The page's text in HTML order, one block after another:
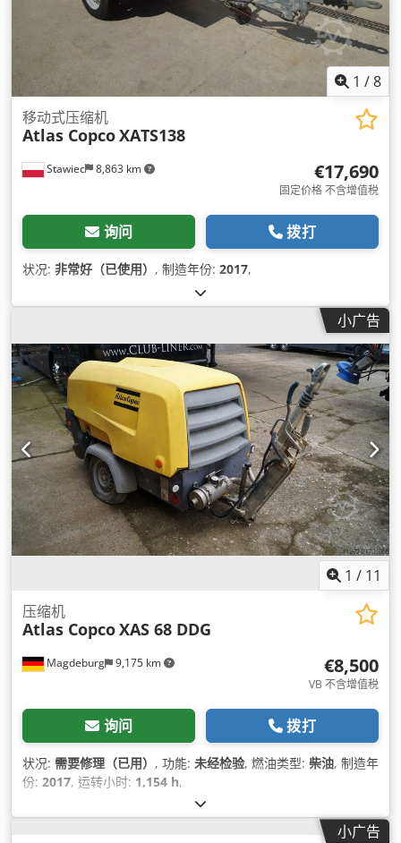
1 /8
Stawiec 8,863 km
移动式压缩机
Atlas CopcoXATS138
€17,690
固定价格 不含增值税
询问 拨打
状况: 非常好（已使用） , 制造年份: 2017,
小广告
1 / 11
Magdeburg 9,175 km
压缩机
Atlas CopcoXAS 68 DDG
€8,500
VB 不含增值税
询问 拨打
状况: 需要修理（已用） , 功能: 未经检验, 燃油类型: 柴油, 制造年
份: 2017, 运转小时: 1,154 h,
小广告